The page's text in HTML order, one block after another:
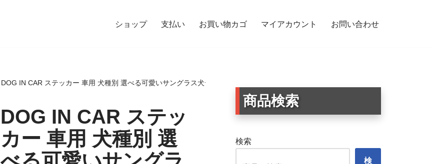
ショップ 支払い お買い物カゴ マイアカウント お問い合わせ
DOG IN CAR ステッカー 車用 犬種別 選べる可愛いサングラス犬デザイン ペット同乗 アピール 安全運転 サイン 耐水 耐候 柴犬
DOG IN CAR ステッ
カー 車用 犬種別 選
商品検索
検索
検